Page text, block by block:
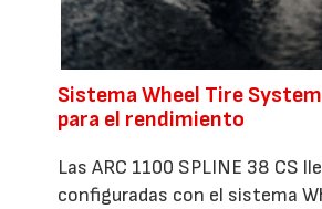
Sistema Wheel Tire
para el rendimiento
Las ARC 1100 SPLINE 38 CS
configuradas con el sistema